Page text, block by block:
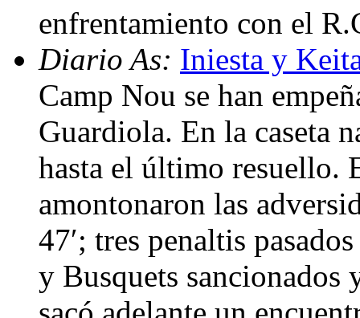
enfrentamiento con el
Diario As: Iniesta y
Camp Nou se han
Guardiola. En la caseta
hasta el último resuello.
amontonaron las
47′; tres penaltis
y Busquets